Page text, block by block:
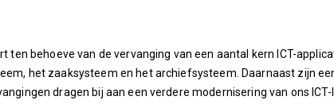
ten behoeve van de vervanging van een aantal kern ICT-
het zaaksysteem en het archiefsysteem. Daarnaast zijn
dragen bij aan een verdere modernisering van ons ICT-